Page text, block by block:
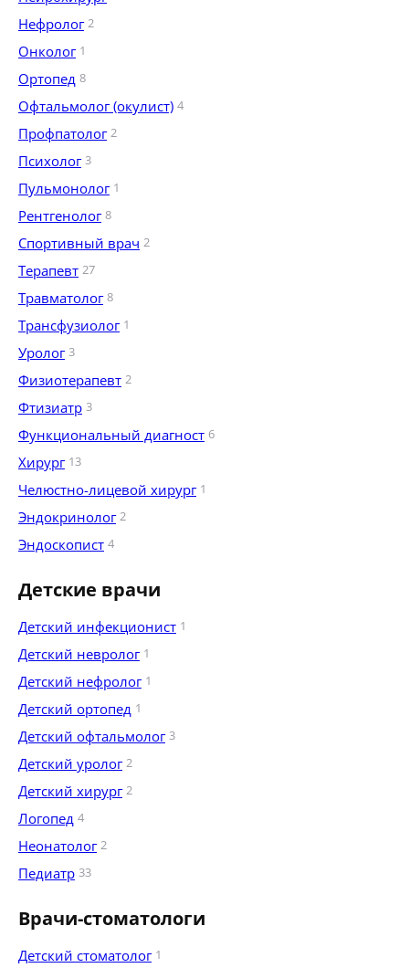
Нефролог 2
Онколог 1
Ортопед 8
Офтальмолог (окулист) 4
Профпатолог 2
Психолог 3
Пульмонолог 1
Рентгенолог 8
Спортивный врач 2
Терапевт 27
Травматолог 8
Трансфузиолог 1
Уролог 3
Физиотерапевт 2
Фтизиатр 3
Функциональный диагност 6
Хирург 13
Челюстно-лицевой хирург 1
Эндокринолог 2
Эндоскопист 4
Детские врачи
Детский инфекционист 1
Детский невролог 1
Детский нефролог 1
Детский ортопед 1
Детский офтальмолог 3
Детский уролог 2
Детский хирург 2
Логопед 4
Неонатолог 2
Педиатр 33
Врачи-стоматологи
Детский стоматолог 1